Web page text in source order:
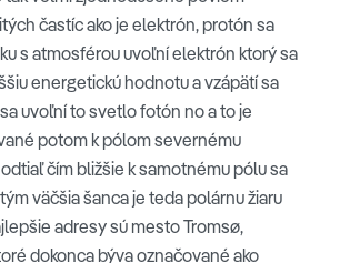
častíc ako je elektrón, protón sa
s atmosférou uvoľní elektrón ktorý sa
energetickú hodnotu a vzápätí sa
uvoľní to svetlo fotón no a to je
potom k pólom severnému
čím bližšie k samotnému pólu sa
väčšia šanca je teda polárnu žiaru
adresy sú mesto Tromsø,
dokonca býva označované ako